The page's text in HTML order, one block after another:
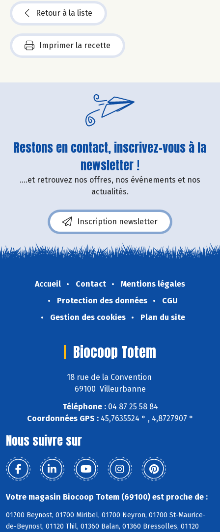
Retour à la liste
Imprimer la recette
Restons en contact, inscrivez-vous à la
newsletter !
....et retrouvez nos offres, nos événements et nos
actualités.
Inscription newsletter
Accueil Contact
Mentions légales
Protection des données
CGU
Gestion des cookies
Plan du site
Biocoop Totem
18 rue de la Convention
69100 Villeurbanne
Téléphone :04 87 25 58 84
Coordonnées GPS :45,7635524 ° , 4,8727907 °
Nous suivre sur
Votre magasin Biocoop Totem (69100) est proche de :
01700 Beynost, 01700 Miribel, 01700 Neyron, 01700 St-Maurice-
de-Beynost, 01120 Thil, 01360 Balan, 01360 Bressolles, 01120